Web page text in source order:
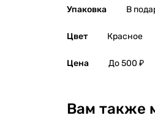
Упаковка В
Цвет Красное
Цена До 500 ₽
Вам также